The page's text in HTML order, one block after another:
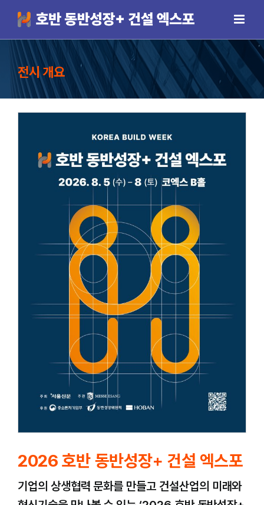
content
전시 개요
2026 호반 동반성장+ 건설 엑스포
기업의 상생협력 문화를 만들고 건설산업의 미래와